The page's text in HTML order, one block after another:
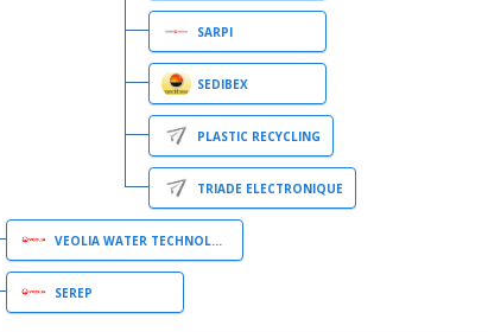
SARPI
SEDIBEX
PLASTIC RECYCLING
TRIADE ELECTRONIQUE
VEOLIA WATER TECHNOLOGIES & SOLUTIONS
SEREP